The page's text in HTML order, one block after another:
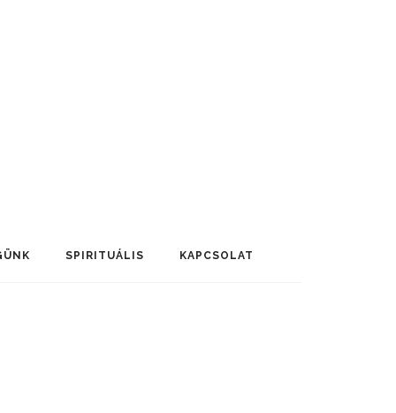
SPIRITUÁLIS KAPCSOLAT